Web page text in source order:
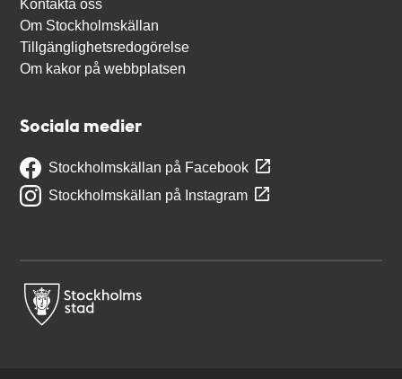
Kontakta oss
Om Stockholmskällan
Tillgänglighetsredogörelse
Om kakor på webbplatsen
Sociala medier
Stockholmskällan på Facebook
Stockholmskällan på Instagram